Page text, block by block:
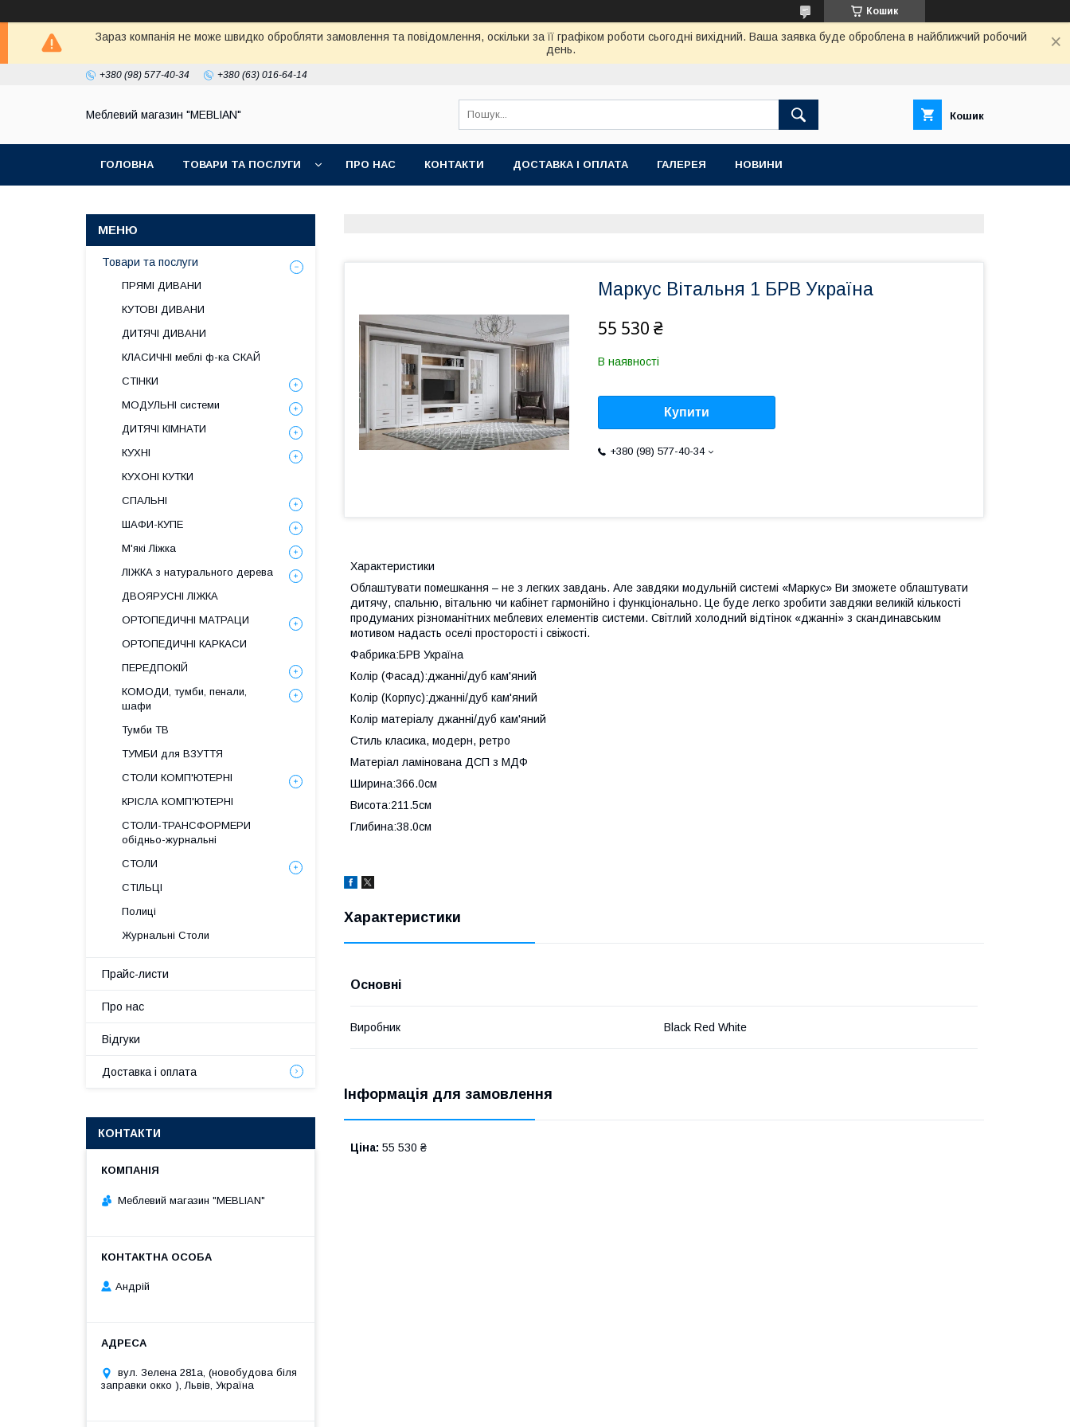
Кошик
Зараз компанія не може швидко обробляти замовлення та повідомлення, оскільки за її графіком роботи сьогодні вихідний. Ваша заявка буде оброблена в найближчий робочий
день.
+380 (98) 577-40-34 +380 (63) 016-64-14
Меблевий магазин "MEBLIAN" Кошик
ГОЛОВНА ТОВАРИ ТА ПОСЛУГИ ПРО НАС КОНТАКТИ ДОСТАВКА І ОПЛАТА ГАЛЕРЕЯ НОВИНИ
Маркус Вітальня 1 БРВ Україна
55 530 ₴
В наявності
Купити
+380 (98) 577-40-34
Характеристики
Облаштувати помешкання – не з легких завдань. Але завдяки модульній системі «Маркус» Ви зможете облаштувати
дитячу, спальню, вітальню чи кабінет гармонійно і функціонально. Це буде легко зробити завдяки великій кількості
продуманих різноманітних меблевих елементів системи. Світлий холодний відтінок «джанні» з скандинавським
мотивом надасть оселі просторості і свіжості.
Фабрика:БРВ Україна
Колір (Фасад):джанні/дуб кам'яний
Колір (Корпус):джанні/дуб кам'яний
Колір матеріалу джанні/дуб кам'яний
Стиль класика, модерн, ретро
Матеріал ламінована ДСП з МДФ
Ширина:366.0см
Висота:211.5см
Глибина:38.0см
Характеристики
Основні
Виробник Black Red White
Інформація для замовлення
Ціна: 55 530 ₴
Товари та послуги
ПРЯМІ ДИВАНИ
КУТОВІ ДИВАНИ
ДИТЯЧІ ДИВАНИ
КЛАСИЧНІ меблі ф-ка СКАЙ
СТІНКИ
МОДУЛЬНІ системи
ДИТЯЧІ КІМНАТИ
КУХНІ
КУХОНІ КУТКИ
СПАЛЬНІ
ШАФИ-КУПЕ
М'які Ліжка
ЛІЖКА з натурального дерева
ДВОЯРУСНІ ЛІЖКА
ОРТОПЕДИЧНІ МАТРАЦИ
ОРТОПЕДИЧНІ КАРКАСИ
ПЕРЕДПОКІЙ
КОМОДИ, тумби, пенали,
шафи
Тумби ТВ
ТУМБИ для ВЗУТТЯ
СТОЛИ КОМП'ЮТЕРНІ
КРІСЛА КОМП'ЮТЕРНІ
СТОЛИ-ТРАНСФОРМЕРИ
обідньо-журнальні
СТОЛИ
СТІЛЬЦІ
Полиці
Журнальні Столи
Прайс-листи
Про нас
Відгуки
Доставка і оплата
КОНТАКТИ
Меблевий магазин "MEBLIAN"
Андрій
вул. Зелена 281а, (новобудова біля
заправки окко ), Львів, Україна